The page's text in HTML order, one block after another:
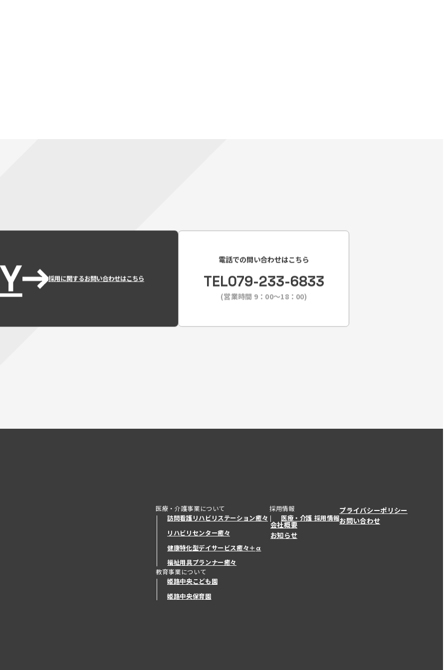
採用に関するお問い合わせはこちら
電話での問い合わせはこちら
TEL079-233-6833
(営業時間 9：00〜18：00)
医療・介護事業について
訪問看護リハビリステーション癒々
リハビリセンター癒々
健康特化型デイサービス癒々＋α
健康特化型デイサービス癒々＋
福祉用具プランナー癒々
教育事業について
姫路中央こども園
姫路中央保育園
採用情報
医療・介護 採用情報
会社概要
お知らせ
プライバシーポリシー
お問い合わせ